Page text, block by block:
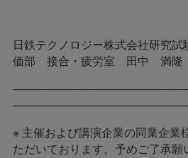
日鉄テクノロジー株式会社研究
価部 接合・疲労室 田中 満隆
※ 主催および講演企業の同業企業
ただいております。予めご了承